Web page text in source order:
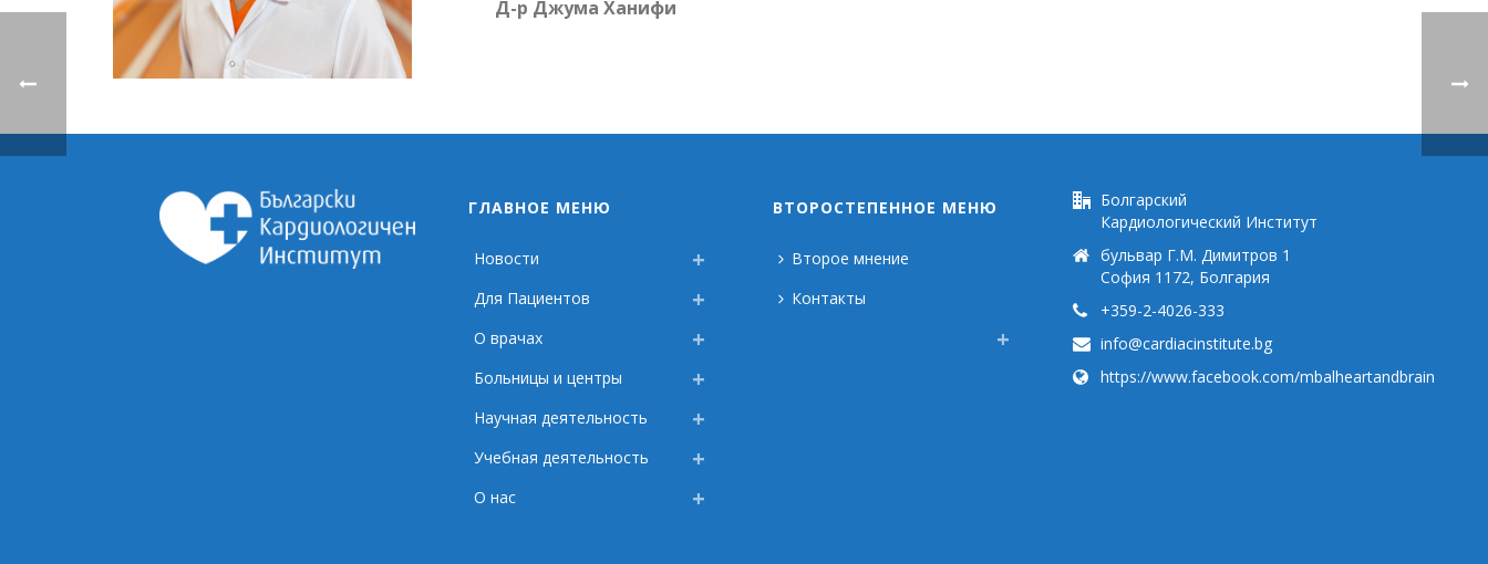
Д-р Джума Ханифи
ГЛАВНОЕ МЕНЮ
Новости
Для Пациентов
О врачах
Больницы и центры
Научная деятельность
Учебная деятельность
О нас
ВТОРОСТЕПЕННОЕ МЕНЮ
Второе мнение
Контакты
Болгарский
Кардиологический Институт
бульвар Г.М. Димитров 1
София 1172, Болгария
+359-2-4026-333
info@cardiacinstitute.bg
https://www.facebook.com/mbalheartandbrain